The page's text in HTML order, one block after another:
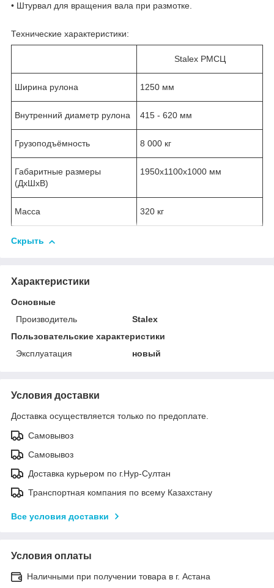
• Штурвал для вращения вала при размотке.
Технические характеристики:
Stalex РМСЦ
Ширина рулона 1250 мм
Внутренний диаметр рулона 415 - 620 мм
Грузоподъёмность 8 000 кг
Габаритные размеры
(ДхШхВ)
1950x1100x1000 мм
Масса 320 кг
Скрыть
Характеристики
Основные
Производитель
Stalex
Пользовательские характеристики
Эксплуатация
новый
Условия доставки
Доставка осуществляется только по предоплате.
Самовывоз
Самовывоз
Доставка курьером по г.Нур-Султан
Транспортная компания по всему Казахстану
Все условия доставки
Условия оплаты
Наличными при получении товара в г. Астана